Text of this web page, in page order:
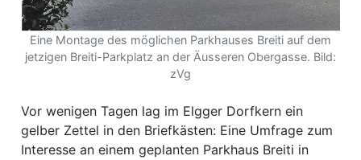
Region
Eine Montage des möglichen Parkhauses Breiti auf dem
jetzigen Breiti-Parkplatz an der Äusseren Obergasse. Bild:
zVg
Vor wenigen Tagen lag im Elgger Dorfkern ein
gelber Zettel in den Briefkästen: Eine Umfrage zum
Interesse an einem geplanten Parkhaus Breiti in